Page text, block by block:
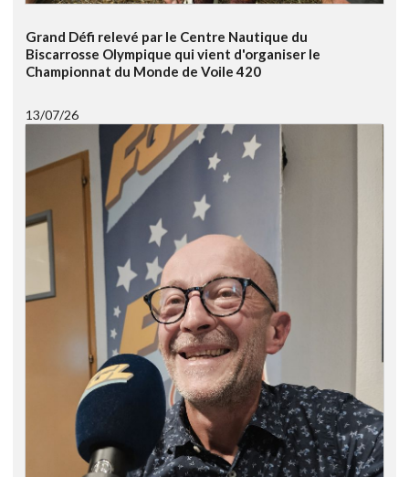
Grand Défi relevé par le Centre Nautique du
Biscarrosse Olympique qui vient d'organiser le
Championnat du Monde de Voile 420
13/07/26